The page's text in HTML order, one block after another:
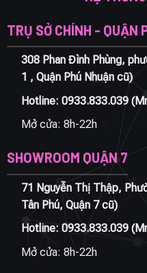
TRỤ SỞ CHÍNH - QUẬN
308 Phan Đình Phùng,
1 , Quận Phú Nhuận cũ)
Hotline: 0933.833.039
Mở cửa: 8h-22h
SHOWROOM QUẬN 7
71 Nguyễn Thị Thập,
Tân Phú, Quận 7 cũ)
Hotline: 0933.833.039
Mở cửa: 8h-22h